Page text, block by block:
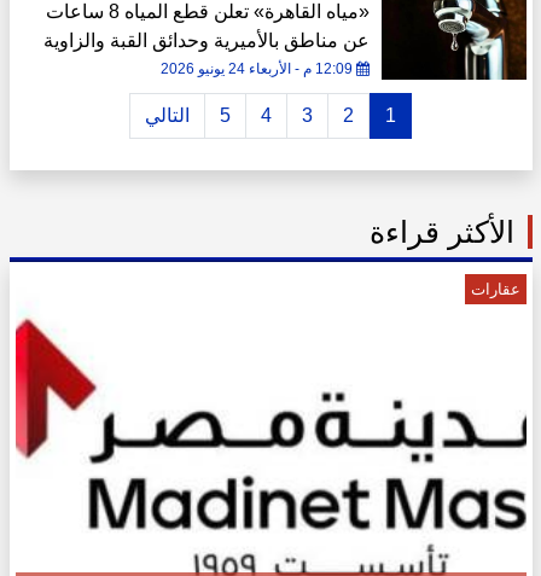
«مياه القاهرة» تعلن قطع المياه 8 ساعات
عن مناطق بالأميرية وحدائق القبة والزاوية
الحمراء
12:09 م - الأربعاء 24 يونيو 2026
1
2
3
4
5 التالي
الأكثر قراءة
عقارات